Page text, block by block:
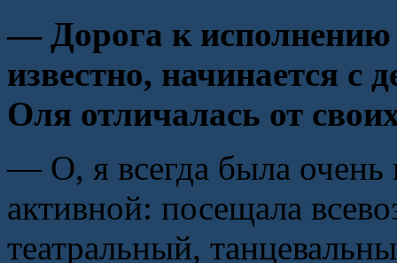
— Дорога к исполнению
известно, начинается с
Оля отличалась от
— О, я всегда была очень
активной: посещала
театральный,